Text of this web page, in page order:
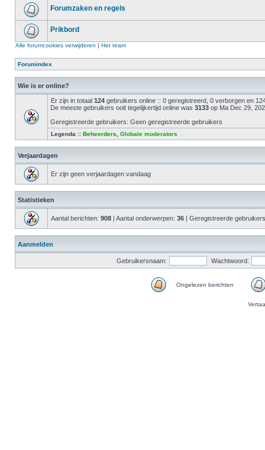
Forumzaken en regels
Prikbord
Alle forumcookies verwijderen | Het team
Forumindex
Wie is er online?
Er zijn in totaal 124 gebruikers online :: 0 geregistreerd, 0 verborgen en
De meeste gebruikers ooit tegelijkertijd online was 3133 op Ma Dec 29,
Geregistreerde gebruikers: Geen geregistreerde gebruikers
Legenda :: Beheerders Globale moderators
Verjaardagen
Er zijn geen verjaardagen vandaag
Statistieken
Aantal berichten: 908 | Aantal onderwerpen: 36 | Geregistreerde
Aanmelden
Gebruikersnaam: Wachtwoord:
Ongelezen berichten